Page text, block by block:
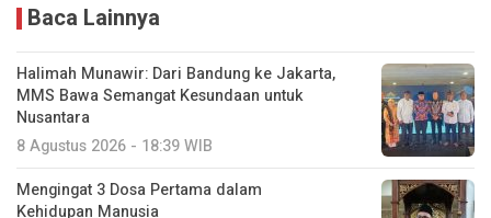
Baca Lainnya
Halimah Munawir: Dari Bandung ke Jakarta,
MMS Bawa Semangat Kesundaan untuk
Nusantara
8 Agustus 2026 - 18:39 WIB
Mengingat 3 Dosa Pertama dalam
Kehidupan Manusia